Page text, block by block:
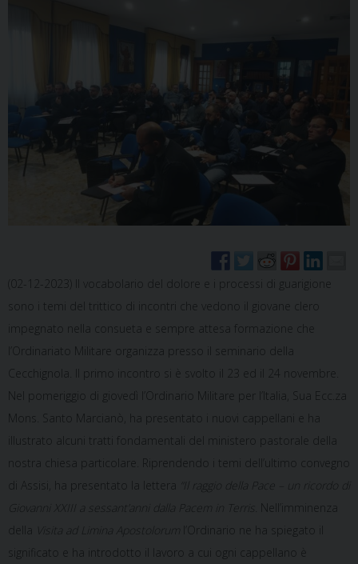
(02-12-2023) Il vocabolario del dolore e i processi di guarigione
sono i temi del trittico di incontri che vedono il giovane clero
impegnato nella consueta e sempre attesa formazione che
l’Ordinariato Militare organizza presso il seminario della
Cecchignola. Il primo incontro si è svolto il 23 ed il 24 novembre.
Nel pomeriggio di giovedì l’Ordinario Militare per l’Italia, Sua Ecc.za
Mons. Santo Marcianò, ha presentato i nuovi cappellani e ha
illustrato alcuni tratti fondamentali del ministero pastorale della
nostra chiesa particolare. Riprendendo i temi dell’ultimo convegno
di Assisi, ha presentato la lettera
Giovanni XXIII a sessant’anni dalla Pacem in Terris. Nell’imminenza
della
l’Ordinario ne ha spiegato il
significato e ha introdotto il lavoro a cui ogni cappellano è